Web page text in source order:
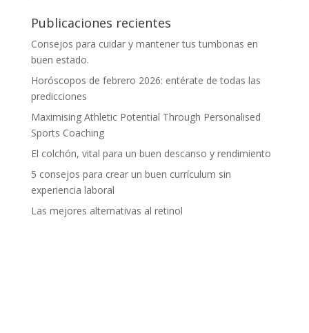
Publicaciones recientes
Consejos para cuidar y mantener tus tumbonas en
buen estado.
Horóscopos de febrero 2026: entérate de todas las
predicciones
Maximising Athletic Potential Through Personalised
Sports Coaching
El colchón, vital para un buen descanso y rendimiento
5 consejos para crear un buen currículum sin
experiencia laboral
Las mejores alternativas al retinol